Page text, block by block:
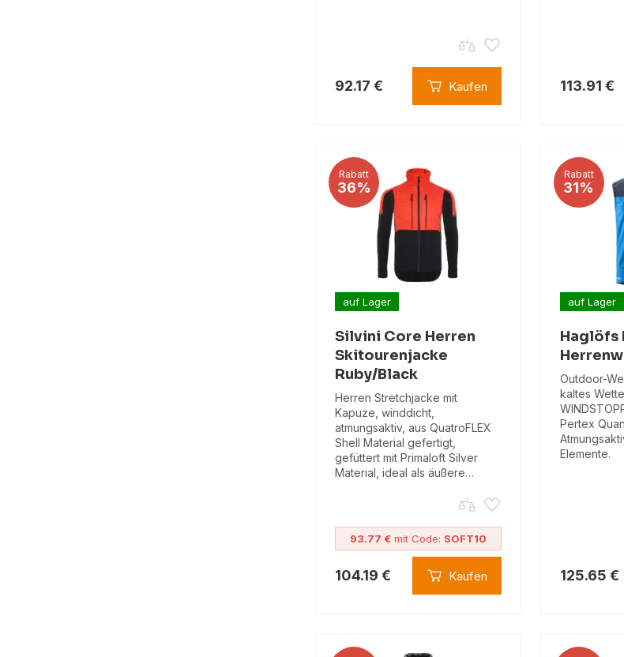
92.17 € Kaufen 113.91 €
Rabatt
36%
auf Lager
Silvini Core Herren
Skitourenjacke
Ruby/Black
Herren Stretchjacke mit
Kapuze, winddicht,
atmungsaktiv, aus QuatroFLEX
Shell Material gefertigt,
gefüttert mit Primaloft Silver
Material, ideal als äußere…
93.77 €mit Code: SOFT10
104.19 € Kaufen
Rabatt
31%
auf Lager
Haglöfs
Outdoor-
kaltes
Pertex
Elemente.
125.65 €